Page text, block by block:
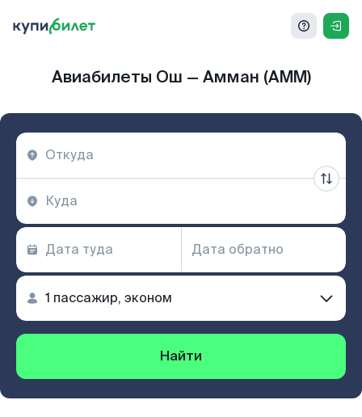
Авиабилеты Ош — Амман (AMM)
Найти